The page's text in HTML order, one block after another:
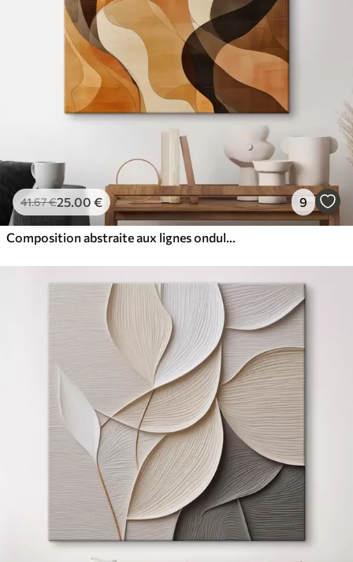
41.67€25 .00 € 9